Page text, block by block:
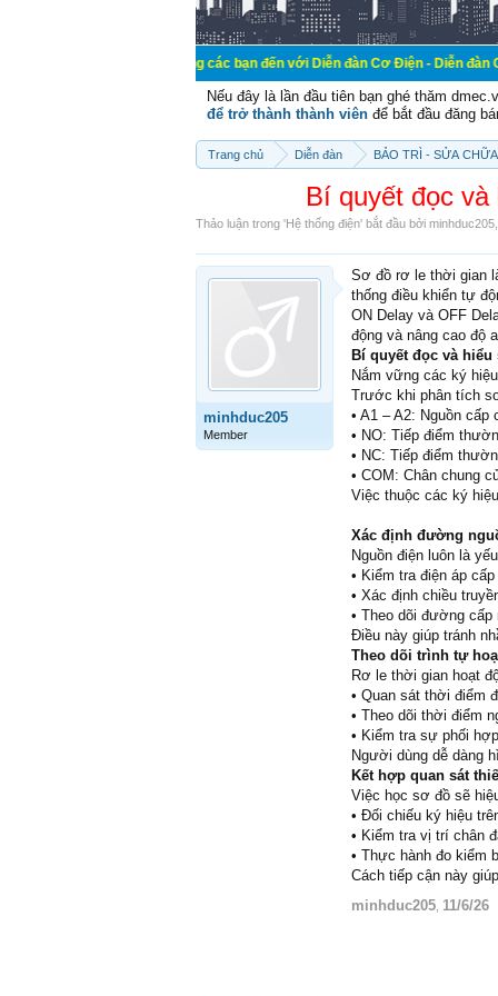
Chào mừng các bạn đến với Diễn đàn Cơ Điện - Diễn đàn Cơ điện
Nếu đây là lần đầu tiên bạn ghé thăm
để trở thành thành viên để bắt đầu đăng
Trang chủ Diễn đàn BẢO TRÌ - SỬA CHỮA
Bí quyết đọc
Thảo luận trong 'Hệ thống điện' bắt đầu bởi minhduc205
minhduc205
Member
Sơ đồ rơ le thời gian
thống điều khiển tự
ON Delay và OFF
động và nâng cao độ
Bí quyết đọc và
Nắm vững các ký
Trước khi phân tích
• A1 – A2: Nguồn cấp
• NO: Tiếp điểm
• NC: Tiếp điểm
• COM: Chân chung
Việc thuộc các ký
Xác định đường
Nguồn điện luôn là
• Kiểm tra điện áp
• Xác định chiều
• Theo dõi đường cấp
Điều này giúp tránh
Theo dõi trình tự
Rơ le thời gian hoạt
• Quan sát thời điểm
• Theo dõi thời điểm
• Kiểm tra sự phối
Người dùng dễ dàng
Kết hợp quan sát
Việc học sơ đồ sẽ
• Đối chiếu ký hiệu
• Kiểm tra vị trí chân
• Thực hành đo kiểm
Cách tiếp cận này
minhduc205 11/6/26